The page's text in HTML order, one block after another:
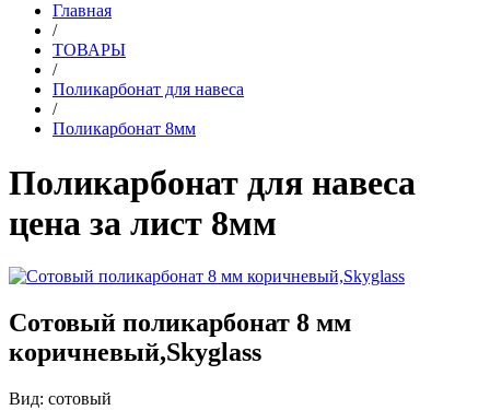
Главная
/
ТОВАРЫ
/
Поликарбонат для навеса
/
Поликарбонат 8мм
Поликарбонат для навеса
цена за лист 8мм
Сотовый поликарбонат 8 мм
коричневый,Skyglass
Вид: сотовый